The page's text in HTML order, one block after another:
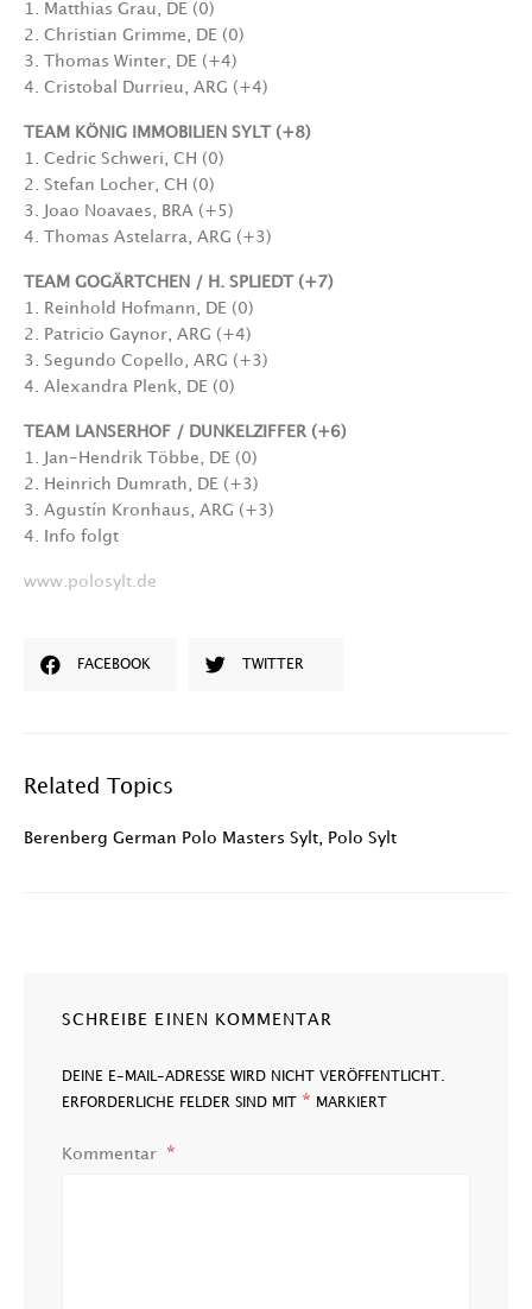
1. Matthias Grau, DE (0)
2. Christian Grimme, DE (0)
3. Thomas Winter, DE (+4)
4. Cristobal Durrieu, ARG (+4)
TEAM KÖNIG IMMOBILIEN SYLT (+8)
1. Cedric Schweri, CH (0)
2. Stefan Locher, CH (0)
3. Joao Noavaes, BRA (+5)
4. Thomas Astelarra, ARG (+3)
TEAM GOGÄRTCHEN / H. SPLIEDT (+7)
1. Reinhold Hofmann, DE (0)
2. Patricio Gaynor, ARG (+4)
3. Segundo Copello, ARG (+3)
4. Alexandra Plenk, DE (0)
TEAM LANSERHOF / DUNKELZIFFER (+6)
1. Jan-Hendrik Többe, DE (0)
2. Heinrich Dumrath, DE (+3)
3. Agustín Kronhaus, ARG (+3)
4. Info folgt
www.polosylt.de
FACEBOOK TWITTER
Related Topics
Berenberg German Polo Masters Sylt Polo Sylt
SCHREIBE EINEN KOMMENTAR
DEINE E-MAIL-ADRESSE WIRD NICHT VERÖFFENTLICHT.
ERFORDERLICHE FELDER SIND MIT * MARKIERT
Kommentar